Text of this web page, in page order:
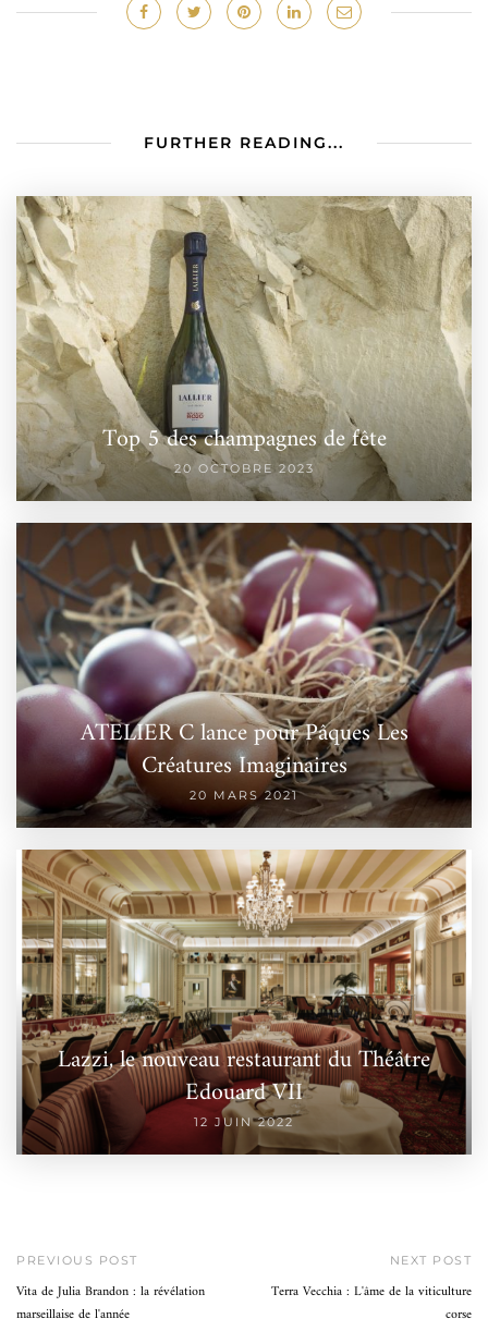
FURTHER READING...
Top 5 des champagnes de fête
20 OCTOBRE 2023
ATELIER C lance pour Pâques Les
Créatures Imaginaires
20 MARS 2021
Lazzi, le nouveau restaurant du Théâtre
Edouard VII
12 JUIN 2022
PREVIOUS POST
Vita de Julia Brandon : la révélation
marseillaise de l'année
NEXT POST
Terra Vecchia : L'âme de la viticulture
corse